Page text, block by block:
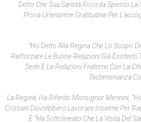
Detto Che Sua Santità Ricorda Spesso La
Prova Un'enorme Gratitudine Per
“Ho Detto Alla Regina Che Lo Scopo
Rafforzare Le Buone Relazioni Già Esistenti
Sede E Le Relazioni Fraterne Con La
Testimonianza
La Regina, Ha Riferito Monsignor Mennini,
Cristiani Dovrebbero Lavorare Insieme Per
E “ha Sottolineato Che La Visita Del